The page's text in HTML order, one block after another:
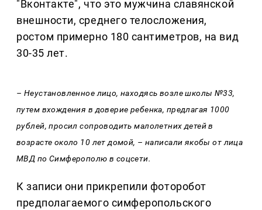
"Вконтакте", что это мужчина славянской
внешности, среднего телосложения,
ростом примерно 180 сантиметров, на вид
30-35 лет.
– Неустановленное лицо, находясь возле школы №33,
путем вхождения в доверие ребенка, предлагая 1000
рублей, просил сопроводить малолетних детей в
возрасте около 10 лет домой, – написали якобы от лица
МВД по Симферополю в соцсети.
К записи они прикрепили фоторобот
предполагаемого симферопольского